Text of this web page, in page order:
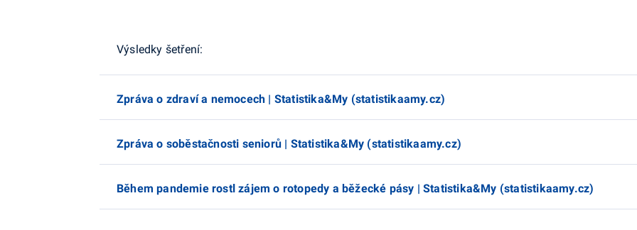
Výsledky šetření:
Zpráva o zdraví a nemocech | Statistika&My (statistikaamy.cz)
Zpráva o soběstačnosti seniorů | Statistika&My (statistikaamy.cz)
Během pandemie rostl zájem o rotopedy a běžecké pásy | Statistika&My (statistikaamy.cz)